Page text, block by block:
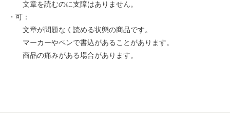
文章を読むのに支障はありません。
・可：
文章が問題なく読める状態の商品です。
マーカーやペンで書込があることがあります。
商品の痛みがある場合があります。